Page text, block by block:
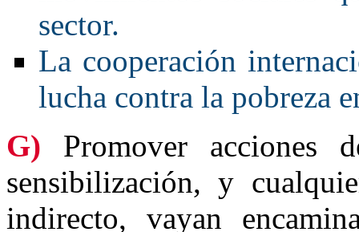
sector.
La cooperación
lucha contra la pobreza
G) Promover acciones
sensibilización, y
indirecto, vayan